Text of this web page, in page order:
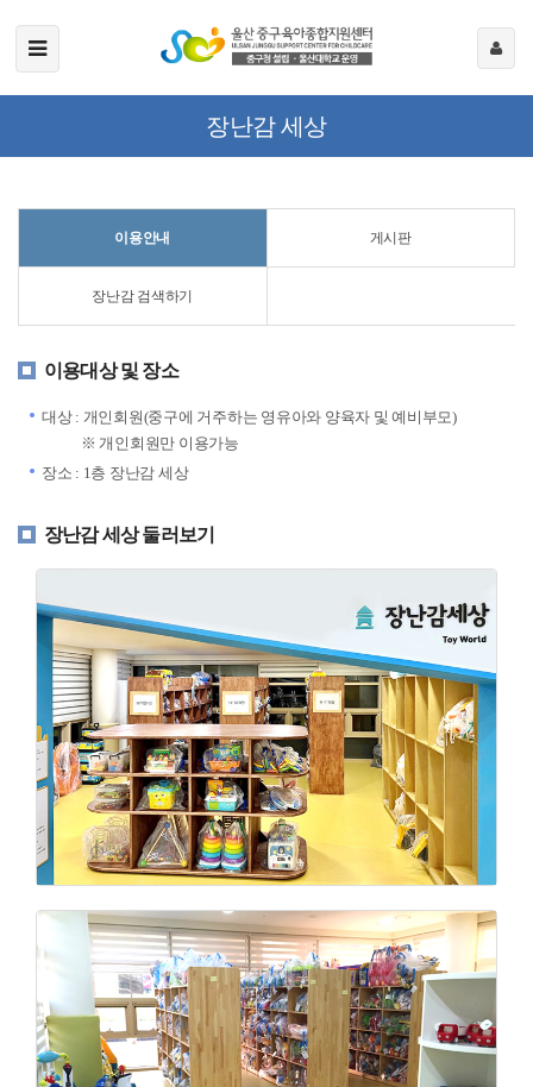
장난감 세상
이용안내 게시판
장난감 검색하기
이용대상 및 장소
대상 : 개인회원(중구에 거주하는 영유아와 양육자 및 예비부모)
※ 개인회원만 이용가능
장소 : 1층 장난감 세상
장난감 세상 둘러보기